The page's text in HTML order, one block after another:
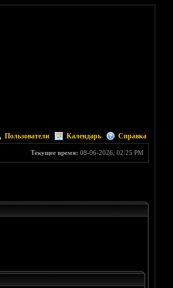
Пользователи Календарь Справка
Текущее время: 08-06-2026, 02:25 PM